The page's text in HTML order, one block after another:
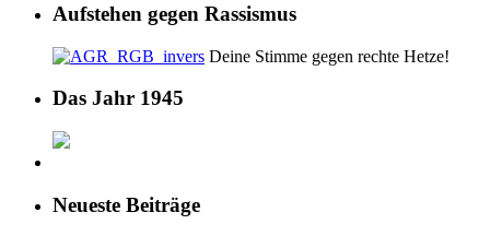
Aufstehen gegen Rassismus
Deine Stimme gegen rechte Hetze!
Das Jahr 1945
Neueste Beiträge